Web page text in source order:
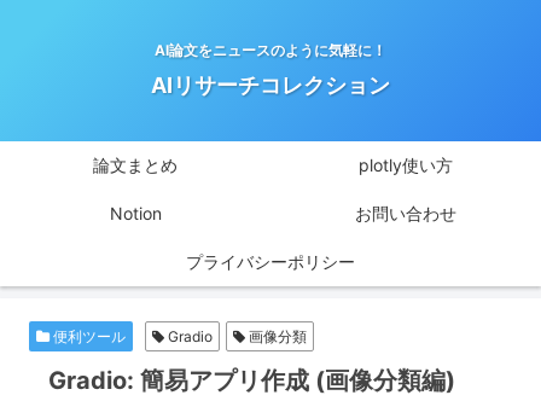
AI論文をニュースのように気軽に！
AIリサーチコレクション
論文まとめ plotly使い方
Notion お問い合わせ
プライバシーポリシー
便利ツール Gradio 画像分類
Gradio: 簡易アプリ作成 (画像分類編)